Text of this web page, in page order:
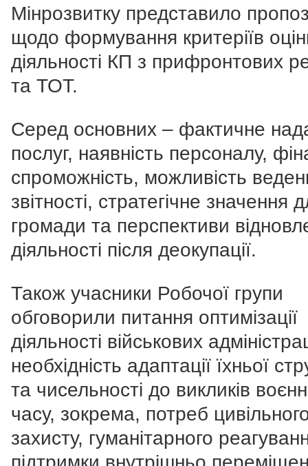
Мінрозвитку представило
щодо формування критеріїв
діяльності КП з прифронтових
та ТОТ.
Серед основних – фактичне
послуг, наявність персоналу,
спроможність, можливість
звітності, стратегічне значення
громади та перспективи
діяльності після деокупації.
Також учасники Робочої групи
обговорили питання оптимізації
діяльності військових
необхідність адаптації їхньої
та чисельності до викликів
часу, зокрема, потреб
захисту, гуманітарного